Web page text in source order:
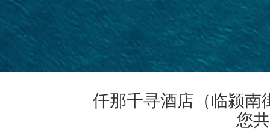
仟那千寻酒店（临颍
您